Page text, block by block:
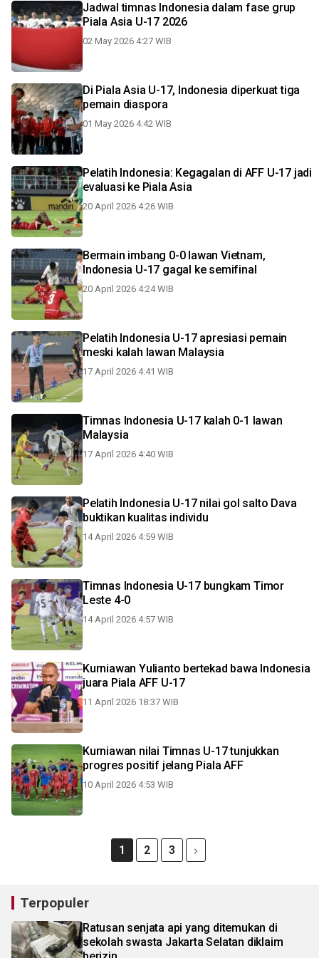
Jadwal timnas Indonesia dalam fase grup
Piala Asia U-17 2026
02 May 2026 4:27 WIB
Di Piala Asia U-17, Indonesia diperkuat tiga
pemain diaspora
01 May 2026 4:42 WIB
Pelatih Indonesia: Kegagalan di AFF U-17 jadi
evaluasi ke Piala Asia
20 April 2026 4:26 WIB
Bermain imbang 0-0 lawan Vietnam,
Indonesia U-17 gagal ke semifinal
20 April 2026 4:24 WIB
Pelatih Indonesia U-17 apresiasi pemain
meski kalah lawan Malaysia
17 April 2026 4:41 WIB
Timnas Indonesia U-17 kalah 0-1 lawan
Malaysia
17 April 2026 4:40 WIB
Pelatih Indonesia U-17 nilai gol salto Dava
buktikan kualitas individu
14 April 2026 4:59 WIB
Timnas Indonesia U-17 bungkam Timor
Leste 4-0
14 April 2026 4:57 WIB
Kurniawan Yulianto bertekad bawa Indonesia
juara Piala AFF U-17
11 April 2026 18:37 WIB
Kurniawan nilai Timnas U-17 tunjukkan
progres positif jelang Piala AFF
10 April 2026 4:53 WIB
1 2 3
Terpopuler
Ratusan senjata api yang ditemukan di
sekolah swasta Jakarta Selatan diklaim